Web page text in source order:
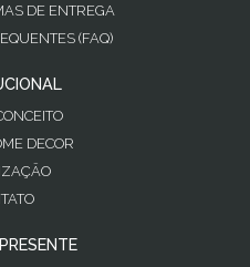
DE ENTREGA
(FAQ)
DECOR